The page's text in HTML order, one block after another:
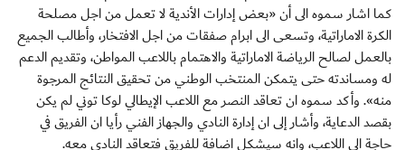
كما اشار سموه الى أن «بعض إدارات الأندية لا تعمل من اجل مصلحة
الكرة الاماراتية، وتسعى الى ابرام صفقات من اجل الافتخار، وأطالب الجميع
بالعمل لصالح الرياضة الاماراتية والاهتمام باللاعب المواطن، وتقديم الدعم
له ومساندته حتى يتمكن المنتخب الوطني من تحقيق النتائج المرجوة
منه». وأكد سموه ان تعاقد النصر مع اللاعب الإيطالي لوكا توني لم يكن
بقصد الدعاية، وأشار إلى ان إدارة النادي والجهاز الفني رأيا ان الفريق في
حاجة الى اللاعب، وانه سيشكل اضافة للفريق فتعاقد النادي معه.